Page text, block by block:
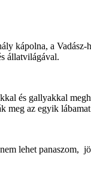
kápolna, a
állatvilágával.
és gallyakkal
meg az egyik
lehet panaszom,